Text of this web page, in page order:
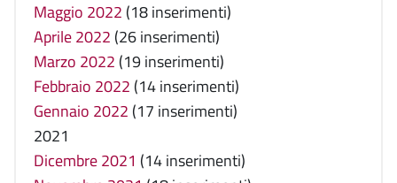
Maggio 2022 (18 inserimenti)
Aprile 2022 (26 inserimenti)
Marzo 2022 (19 inserimenti)
Febbraio 2022 (14 inserimenti)
Gennaio 2022 (17 inserimenti)
2021
Dicembre 2021 (14 inserimenti)